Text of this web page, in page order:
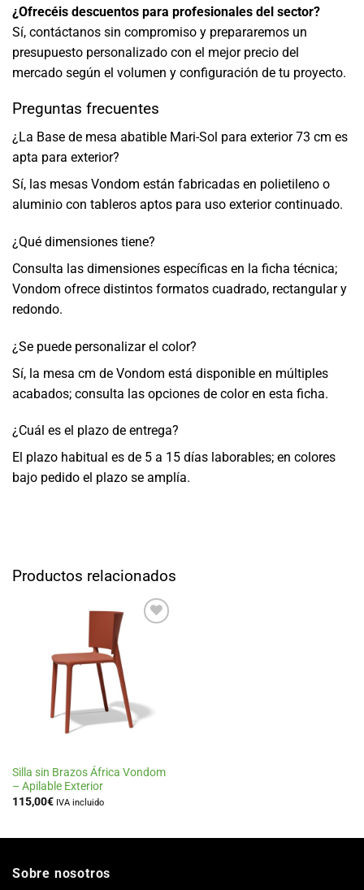
¿Ofrecéis descuentos para profesionales del sector?
Sí, contáctanos sin compromiso y prepararemos un
presupuesto personalizado con el mejor precio del
mercado según el volumen y configuración de tu proyecto.
Preguntas frecuentes
¿La Base de mesa abatible Mari-Sol para exterior 73 cm es
apta para exterior?
Sí, las mesas Vondom están fabricadas en polietileno o
aluminio con tableros aptos para uso exterior continuado.
¿Qué dimensiones tiene?
Consulta las dimensiones específicas en la ficha técnica;
Vondom ofrece distintos formatos cuadrado, rectangular y
redondo.
¿Se puede personalizar el color?
Sí, la mesa cm de Vondom está disponible en múltiples
acabados; consulta las opciones de color en esta ficha.
¿Cuál es el plazo de entrega?
El plazo habitual es de 5 a 15 días laborables; en colores
bajo pedido el plazo se amplía.
Productos relacionados
Silla sin Brazos África Vondom
– Apilable Exterior
115,00€ IVA incluido
Sobre nosotros